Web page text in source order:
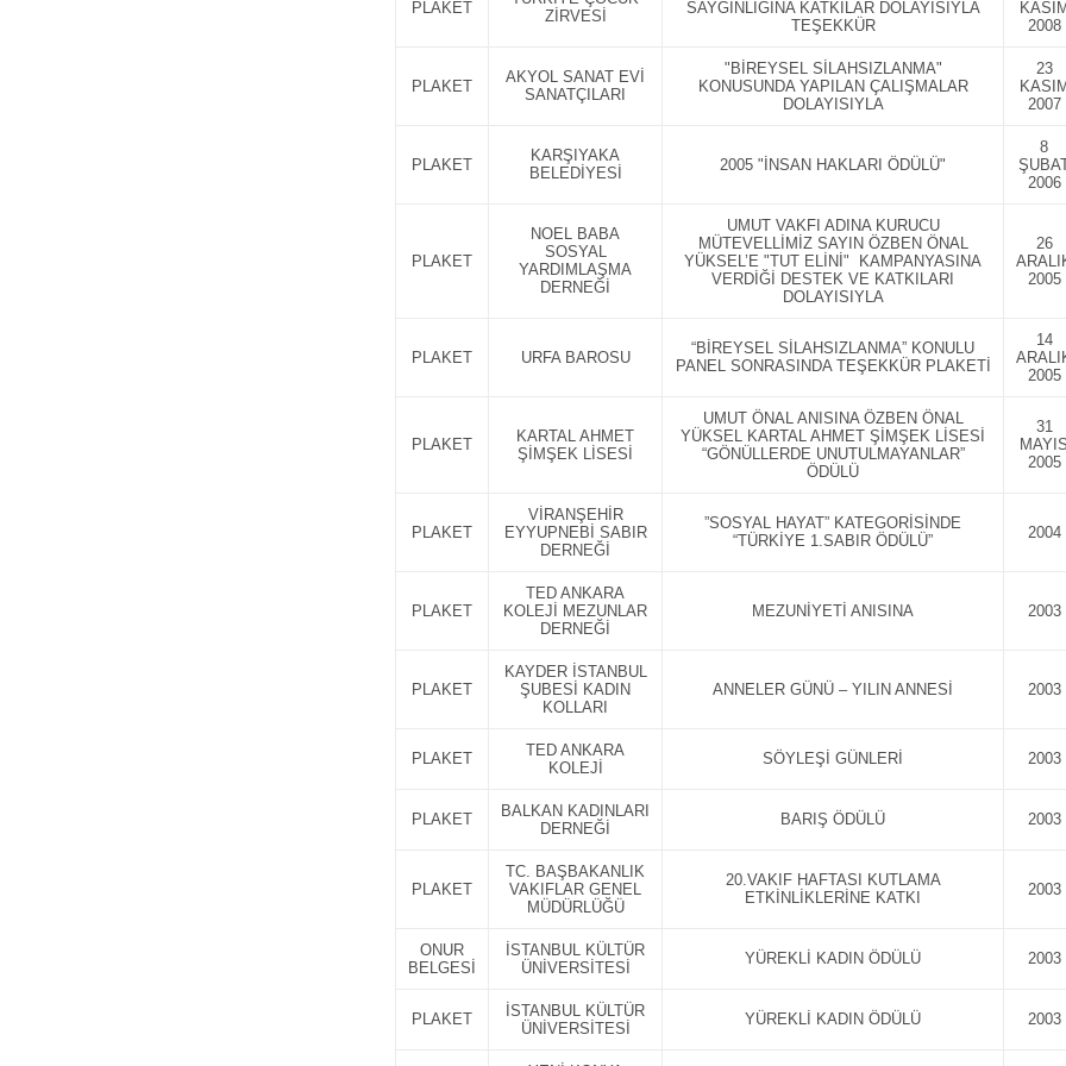
PLAKET
ZİRVESİ
SAYGINLIĞINA KATKILAR DOLAYISIYLA
TEŞEKKÜR
2008
PLAKET
AKYOL SANAT EVİ
SANATÇILARI
"BİREYSEL SİLAHSIZLANMA"
KONUSUNDA YAPILAN ÇALIŞMALAR
DOLAYISIYLA
23
2007
PLAKET
KARŞIYAKA
BELEDİYESİ
2005 "İNSAN HAKLARI ÖDÜLÜ"
8
2006
PLAKET
NOEL BABA
SOSYAL
YARDIMLAŞMA
DERNEĞİ
UMUT VAKFI ADINA KURUCU
MÜTEVELLİMİZ SAYIN ÖZBEN ÖNAL
YÜKSEL’E "TUT ELİNİ" KAMPANYASINA
VERDİĞİ DESTEK VE KATKILARI
DOLAYISIYLA
26
2005
PLAKET URFA BAROSU
“BİREYSEL SİLAHSIZLANMA” KONULU
PANEL SONRASINDA TEŞEKKÜR PLAKETİ
14
2005
PLAKET
KARTAL AHMET
ŞİMŞEK LİSESİ
UMUT ÖNAL ANISINA ÖZBEN ÖNAL
YÜKSEL KARTAL AHMET ŞİMŞEK LİSESİ
“GÖNÜLLERDE UNUTULMAYANLAR”
ÖDÜLÜ
31
2005
PLAKET
VİRANŞEHİR
EYYUPNEBİ SABIR
DERNEĞİ
”SOSYAL HAYAT” KATEGORİSİNDE
“TÜRKİYE 1.SABIR ÖDÜLÜ”
2004
PLAKET
TED ANKARA
KOLEJİ MEZUNLAR
DERNEĞİ
MEZUNİYETİ ANISINA 2003
PLAKET
KAYDER İSTANBUL
ŞUBESİ KADIN
KOLLARI
ANNELER GÜNÜ – YILIN ANNESİ 2003
PLAKET
TED ANKARA
KOLEJİ
SÖYLEŞİ GÜNLERİ 2003
PLAKET
BALKAN KADINLARI
DERNEĞİ
BARIŞ ÖDÜLÜ 2003
PLAKET
TC. BAŞBAKANLIK
VAKIFLAR GENEL
MÜDÜRLÜĞÜ
20.VAKIF HAFTASI KUTLAMA
ETKİNLİKLERİNE KATKI
2003
ONUR
BELGESİ
İSTANBUL KÜLTÜR
ÜNİVERSİTESİ
YÜREKLİ KADIN ÖDÜLÜ 2003
PLAKET
İSTANBUL KÜLTÜR
ÜNİVERSİTESİ
YÜREKLİ KADIN ÖDÜLÜ 2003